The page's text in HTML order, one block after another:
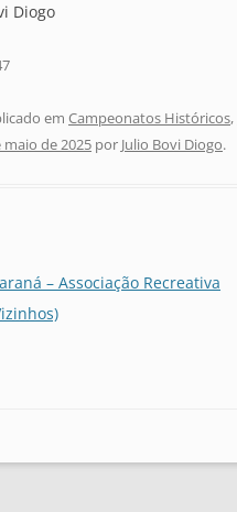
Diogo
em Campeonatos Históricos,
maio de 2025 por Julio Bovi Diogo.
– Associação Recreativa